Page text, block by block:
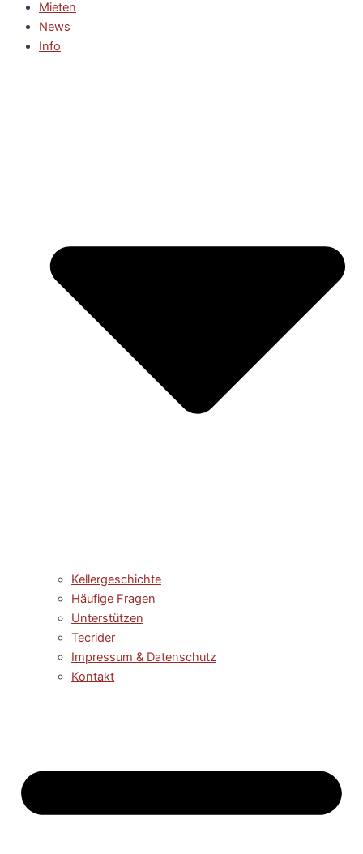
Mieten
News
Info
Kellergeschichte
Häufige Fragen
Unterstützen
Tecrider
Impressum & Datenschutz
Kontakt